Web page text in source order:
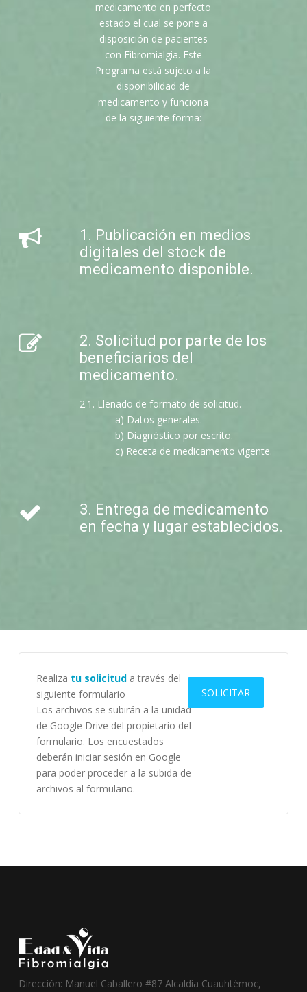
medicamento en perfecto
estado el cual se pone a
disposición de pacientes
con Fibromialgia. Este
Programa está sujeto a la
disponibilidad de
medicamento y funciona
de la siguiente forma:
1. Publicación en medios
digitales del stock de
medicamento disponible.
2. Solicitud por parte de los
beneficiarios del
medicamento.
2.1. Llenado de formato de solicitud.
a) Datos generales.
b) Diagnóstico por escrito.
c) Receta de medicamento vigente.
3. Entrega de medicamento
en fecha y lugar establecidos.
Realiza tu solicituda través del
siguiente formulario
Los archivos se subirán a la unidad
de Google Drive del propietario del
formulario. Los encuestados
deberán iniciar sesión en Google
para poder proceder a la subida de
archivos al formulario.
SOLICITAR
Dirección: Manuel Caballero #87 Alcaldía Cuauhtémoc,